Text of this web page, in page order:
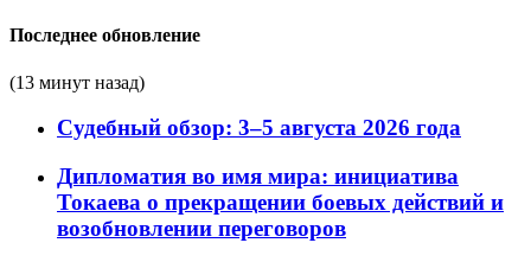
Последнее обновление
(13 минут назад)
Судебный обзор: 3–5 августа 2026 года
Дипломатия во имя мира: инициатива
Токаева о прекращении боевых действий и
возобновлении переговоров